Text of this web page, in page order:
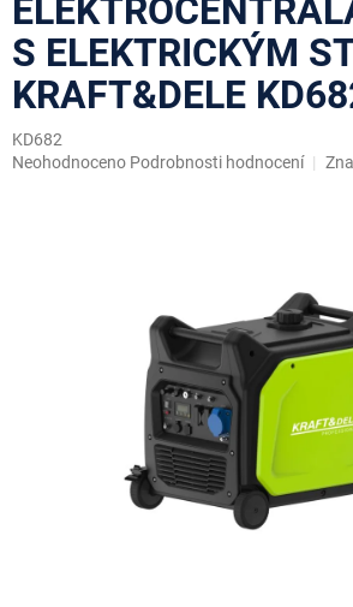
S ELEKTRICKÝM
KRAFT&DELE
KD682
Průměrné
Neohodnoceno Podrobnosti hodnocení